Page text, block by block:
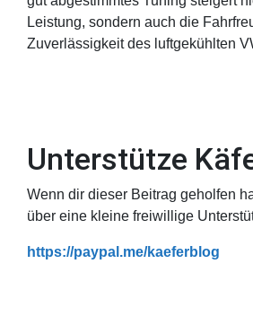
Leistung, sondern auch die
Zuverlässigkeit des luftgekühlten
Unterstütze
Wenn dir dieser Beitrag geholfen
über eine kleine freiwillige
https://paypal.me/kaeferblog